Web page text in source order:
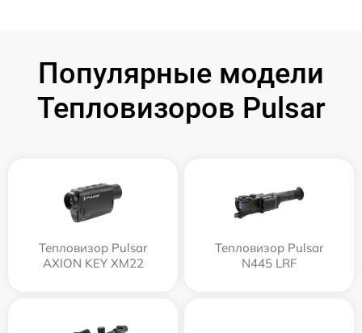
Популярные модели
Тепловизоров Pulsar
Тепловизор Pulsar
AXION KEY XM22
Тепловизор Pulsar
N445 LRF